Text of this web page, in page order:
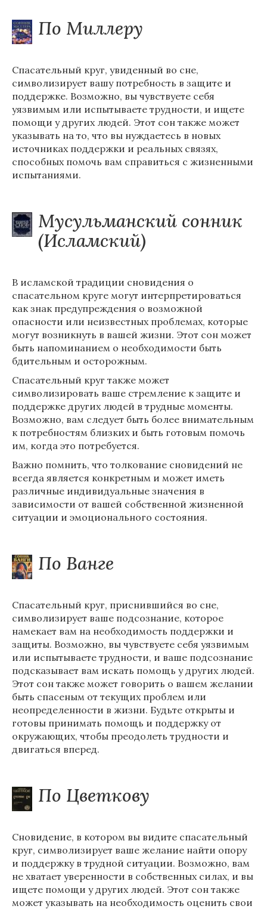
По Миллеру
Спасательный круг, увиденный во сне,
символизирует вашу потребность в защите и
поддержке. Возможно, вы чувствуете себя
уязвимым или испытываете трудности, и ищете
помощи у других людей. Этот сон также может
указывать на то, что вы нуждаетесь в новых
источниках поддержки и реальных связях,
способных помочь вам справиться с жизненными
испытаниями.
Мусульманский сонник
(Исламский)
В исламской традиции сновидения о
спасательном круге могут интерпретироваться
как знак предупреждения о возможной
опасности или неизвестных проблемах, которые
могут возникнуть в вашей жизни. Этот сон может
быть напоминанием о необходимости быть
бдительным и осторожным.
Спасательный круг также может
символизировать ваше стремление к защите и
поддержке других людей в трудные моменты.
Возможно, вам следует быть более внимательным
к потребностям близких и быть готовым помочь
им, когда это потребуется.
Важно помнить, что толкование сновидений не
всегда является конкретным и может иметь
различные индивидуальные значения в
зависимости от вашей собственной жизненной
ситуации и эмоционального состояния.
По Ванге
Спасательный круг, приснившийся во сне,
символизирует ваше подсознание, которое
намекает вам на необходимость поддержки и
защиты. Возможно, вы чувствуете себя уязвимым
или испытываете трудности, и ваше подсознание
подсказывает вам искать помощь у других людей.
Этот сон также может говорить о вашем желании
быть спасеным от текущих проблем или
неопределенности в жизни. Будьте открыты и
готовы принимать помощь и поддержку от
окружающих, чтобы преодолеть трудности и
двигаться вперед.
По Цветкову
Сновидение, в котором вы видите спасательный
круг, символизирует ваше желание найти опору
и поддержку в трудной ситуации. Возможно, вам
не хватает уверенности в собственных силах, и вы
ищете помощи у других людей. Этот сон также
может указывать на необходимость оценить свои